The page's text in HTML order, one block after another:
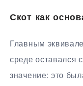
Скот как
Главным
среде оставался
значение: это